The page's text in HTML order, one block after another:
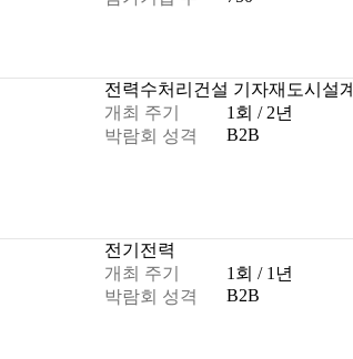
전력수처리 건설 기자재 도시설계
개최 주기
1회 / 2년
박람회 성격
B2B
전기 전력
개최 주기
1회 / 1년
박람회 성격
B2B